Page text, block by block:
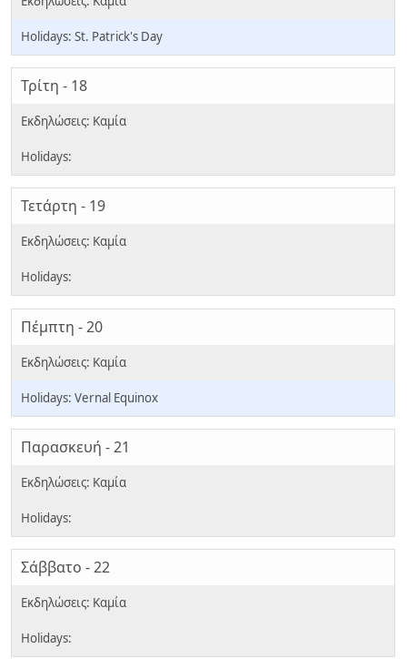
St. Patrick's Day
Τρίτη - 18
Τετάρτη - 19
Πέμπτη - 20
Vernal Equinox
Παρασκευή - 21
Σάββατο - 22